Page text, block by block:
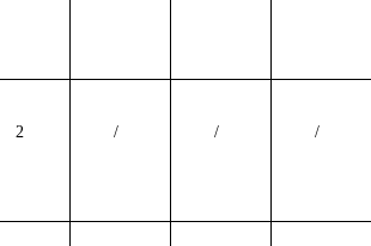
2 / / /